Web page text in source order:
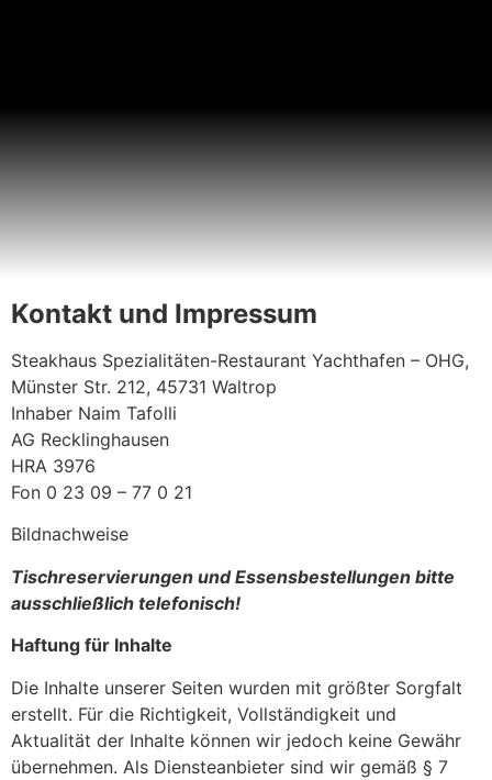
Kontakt und Impressum
Steakhaus Spezialitäten-Restaurant Yachthafen – OHG,
Münster Str. 212, 45731 Waltrop
Inhaber Naim Tafolli
AG Recklinghausen
HRA 3976
Fon 0 23 09 – 77 0 21
Bildnachweise
Tischreservierungen und Essensbestellungen bitte
ausschließlich telefonisch!
Haftung für Inhalte
Die Inhalte unserer Seiten wurden mit größter Sorgfalt
erstellt. Für die Richtigkeit, Vollständigkeit und
Aktualität der Inhalte können wir jedoch keine Gewähr
übernehmen. Als Diensteanbieter sind wir gemäß § 7